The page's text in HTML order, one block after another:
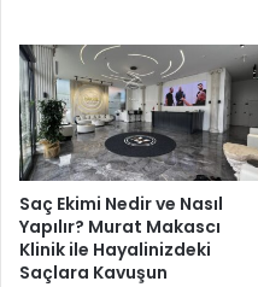
s
u
n
a
r
i
y
a
t
r
o
ş
ö
l
e
Saç Ekimi Nedir ve Nasıl
Yapılır? Murat Makascı
Klinik ile Hayalinizdeki
Saçlara Kavuşun